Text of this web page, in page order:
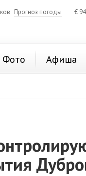
Прогноз погоды €
Фото Афиша